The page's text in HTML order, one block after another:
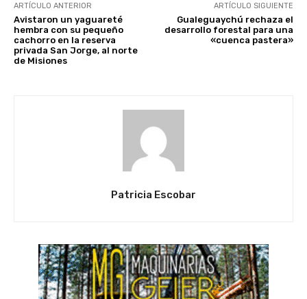
ARTÍCULO ANTERIOR
Avistaron un yaguareté
hembra con su pequeño
cachorro en la reserva
privada San Jorge, al norte
de Misiones
ARTÍCULO SIGUIENTE
Gualeguaychú rechaza el
desarrollo forestal para una
«cuenca pastera»
Patricia Escobar